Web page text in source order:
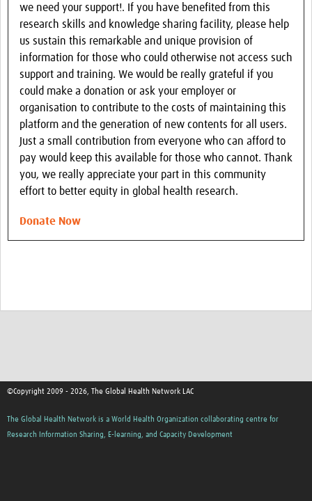
we need your support!. If you have benefited from this
research skills and knowledge sharing facility, please help
us sustain this remarkable and unique provision of
information for those who could otherwise not access such
support and training. We would be really grateful if you
could make a donation or ask your employer or
organisation to contribute to the costs of maintaining this
platform and the generation of new contents for all users.
Just a small contribution from everyone who can afford to
pay would keep this available for those who cannot. Thank
you, we really appreciate your part in this community
effort to better equity in global health research.
Donate Now
©Copyright 2009 - 2026, The Global Health Network LAC
The Global Health Network is a World Health Organization collaborating centre for
Research Information Sharing, E-learning, and Capacity Development